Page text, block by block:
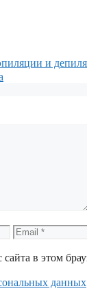
и
Email
в этом
данных